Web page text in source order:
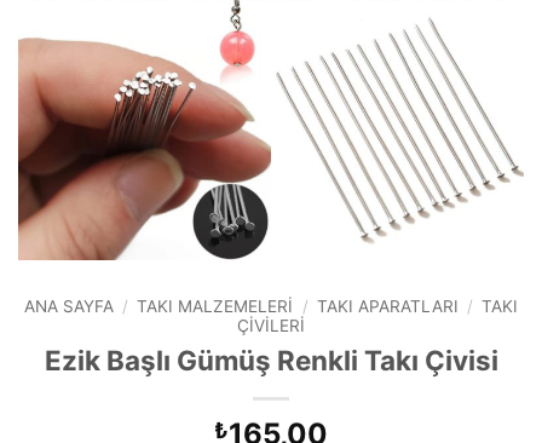
ANA SAYFA / TAKI MALZEMELERI / TAKI APARATLARI / TAKI
ÇIVILERI
Ezik Başlı Gümüş Renkli Takı Çivisi
₺165,00